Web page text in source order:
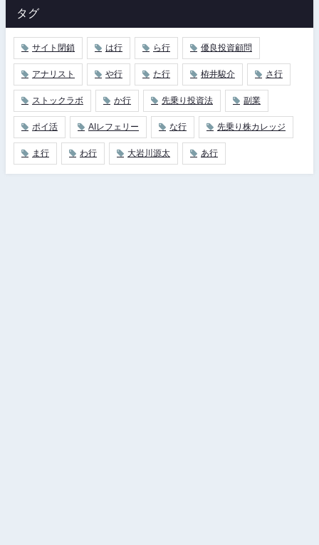
タグ
サイト閉鎖 は行 ら行 優良投資顧問
アナリスト や行 た行 栫井駿介 さ行
ストックラボ か行 先乗り投資法 副業
ポイ活 AIレフェリー な行 先乗り株カレッジ
ま行 わ行 大岩川源太 あ行